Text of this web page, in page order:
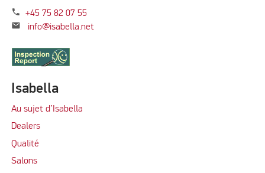
phone +45 75 82 07 55
mail info@isabella.net
Isabella
Au sujet d’Isabella
Dealers
Qualité
Salons